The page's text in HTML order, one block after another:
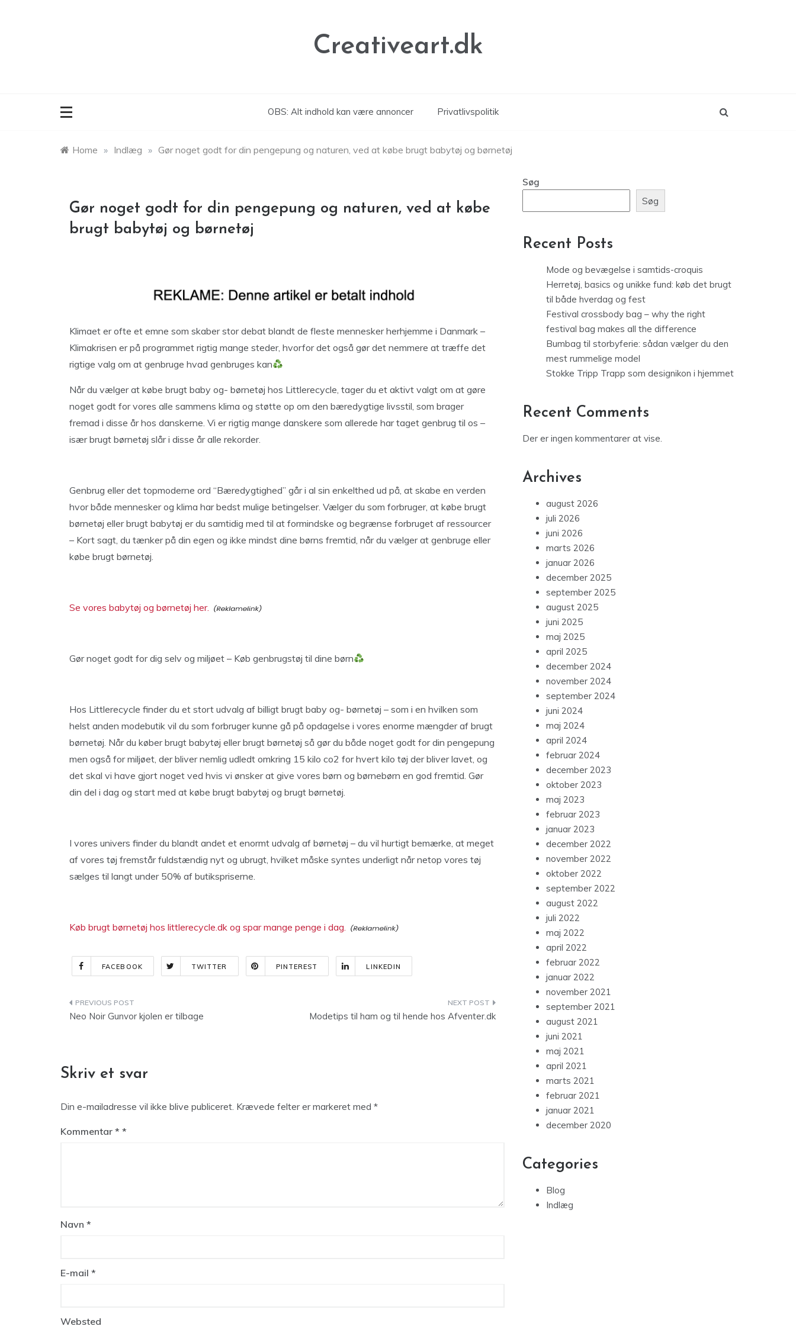
Creativeart.dk
OBS: Alt indhold kan være annoncer Privatlivspolitik
Home » Indlæg » Gør noget godt for din pengepung og naturen, ved at købe brugt babytøj og børnetøj
Gør noget godt for din pengepung og naturen, ved at købe
brugt babytøj og børnetøj
Klimaet er ofte et emne som skaber stor debat blandt de fleste mennesker herhjemme i Danmark –
Klimakrisen er på programmet rigtig mange steder, hvorfor det også gør det nemmere at træffe det
rigtige valg om at genbruge hvad genbruges kan
Når du vælger at købe brugt baby og- børnetøj hos Littlerecycle, tager du et aktivt valgt om at gøre
noget godt for vores alle sammens klima og støtte op om den bæredygtige livsstil, som brager
fremad i disse år hos danskerne. Vi er rigtig mange danskere som allerede har taget genbrug til os –
især brugt børnetøj slår i disse år alle rekorder.
Genbrug eller det topmoderne ord “Bæredygtighed” går i al sin enkelthed ud på, at skabe en verden
hvor både mennesker og klima har bedst mulige betingelser. Vælger du som forbruger, at købe brugt
børnetøj eller brugt babytøj er du samtidig med til at formindske og begrænse forbruget af ressourcer
– Kort sagt, du tænker på din egen og ikke mindst dine børns fremtid, når du vælger at genbruge eller
købe brugt børnetøj.
Se vores babytøj og børnetøj her.
Gør noget godt for dig selv og miljøet – Køb genbrugstøj til dine børn
Hos Littlerecycle finder du et stort udvalg af billigt brugt baby og- børnetøj – som i en hvilken som
helst anden modebutik vil du som forbruger kunne gå på opdagelse i vores enorme mængder af brugt
børnetøj. Når du køber brugt babytøj eller brugt børnetøj så gør du både noget godt for din pengepung
men også for miljøet, der bliver nemlig udledt omkring 15 kilo co2 for hvert kilo tøj der bliver lavet, og
det skal vi have gjort noget ved hvis vi ønsker at give vores børn og børnebørn en god fremtid. Gør
din del i dag og start med at købe brugt babytøj og brugt børnetøj.
I vores univers finder du blandt andet et enormt udvalg af børnetøj – du vil hurtigt bemærke, at meget
af vores tøj fremstår fuldstændig nyt og ubrugt, hvilket måske syntes underligt når netop vores tøj
sælges til langt under 50% af butikspriserne.
Køb brugt børnetøj hos littlerecycle.dk og spar mange penge i dag.
FACEBOOK TWITTER PINTEREST LINKEDIN
Indlægsnavigation
Neo Noir Gunvor kjolen er tilbage Modetips til ham og til hende hos Afventer.dk
Skriv et svar
Din e-mailadresse vil ikke blive publiceret. Krævede felter er markeret med *
Kommentar *
Navn *
E-mail *
Websted
Søg
Søg
Recent Posts
Mode og bevægelse i samtids-croquis
Herretøj, basics og unikke fund: køb det brugt
til både hverdag og fest
Festival crossbody bag – why the right
festival bag makes all the difference
Bumbag til storbyferie: sådan vælger du den
mest rummelige model
Stokke Tripp Trapp som designikon i hjemmet
Recent Comments
Der er ingen kommentarer at vise.
Archives
august 2026
juli 2026
juni 2026
marts 2026
januar 2026
december 2025
september 2025
august 2025
juni 2025
maj 2025
april 2025
december 2024
november 2024
september 2024
juni 2024
maj 2024
april 2024
februar 2024
december 2023
oktober 2023
maj 2023
februar 2023
januar 2023
december 2022
november 2022
oktober 2022
september 2022
august 2022
juli 2022
maj 2022
april 2022
februar 2022
januar 2022
november 2021
september 2021
august 2021
juni 2021
maj 2021
april 2021
marts 2021
februar 2021
januar 2021
december 2020
Categories
Blog
Indlæg